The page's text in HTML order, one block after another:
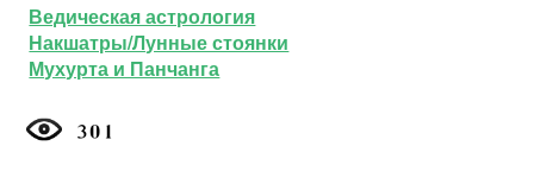
Ведическая астрология
Накшатры/Лунные стоянки
Мухурта и Панчанга